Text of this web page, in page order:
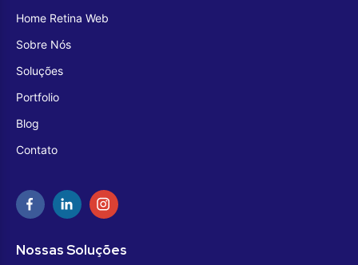
Home Retina Web
Sobre Nós
Soluções
Portfolio
Blog
Contato
Nossas Soluções